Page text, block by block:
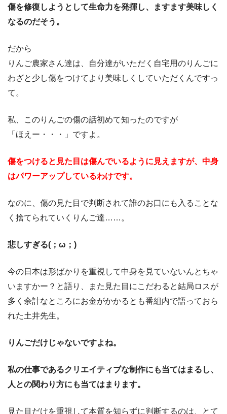
傷を修復しようとして生命力を発揮し、ますます美味しく
なるのだそう。
だから
りんご農家さん達は、自分達がいただく自宅用のりんごに
わざと少し傷をつけてより美味しくしていただくんですっ
て。
私、このりんごの傷の話初めて知ったのですが
「ほえー・・・」ですよ。
傷をつけると見た目は傷んでいるように見えますが、中身
はパワーアップしているわけです。
なのに、傷の見た目で判断されて誰のお口にも入ることな
く捨てられていくりんご達……。
悲しすぎる(；ω；)
今の日本は形ばかりを重視して中身を見ていないんとちゃ
いますかー？と語り、また見た目にこだわると結局ロスが
多く余計なところにお金がかかるとも番組内で語っておら
れた土井先生。
りんごだけじゃないですよね。
私の仕事であるクリエイティブな制作にも当てはまるし、
人との関わり方にも当てはまります。
見た目だけを重視して本質を知らずに判断するのは、とて